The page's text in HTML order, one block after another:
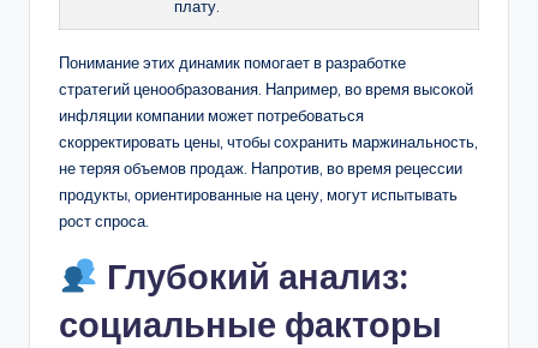
плату.
Понимание этих динамик помогает в разработке
стратегий ценообразования. Например, во время высокой
инфляции компании может потребоваться
скорректировать цены, чтобы сохранить маржинальность,
не теряя объемов продаж. Напротив, во время рецессии
продукты, ориентированные на цену, могут испытывать
рост спроса.
Глубокий анализ:
социальные факторы